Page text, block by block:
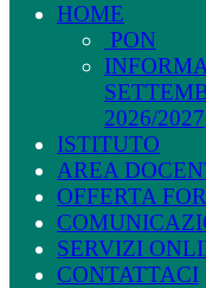
HOME
PON
2026/2027
ISTITUTO
AREA
OFFERTA
SERVIZI
CONTATTACI